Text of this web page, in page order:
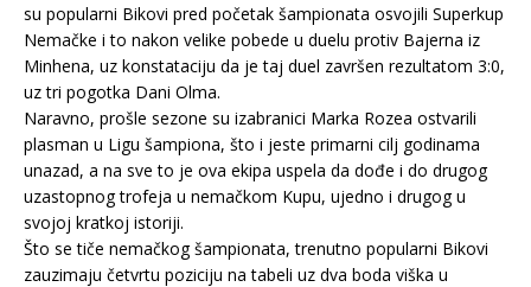
su popularni Bikovi pred početak šampionata osvojili Superkup
Nemačke i to nakon velike pobede u duelu protiv Bajerna iz
Minhena, uz konstataciju da je taj duel završen rezultatom 3:0,
uz tri pogotka Dani Olma.
Naravno, prošle sezone su izabranici Marka Rozea ostvarili
plasman u Ligu šampiona, što i jeste primarni cilj godinama
unazad, a na sve to je ova ekipa uspela da dođe i do drugog
uzastopnog trofeja u nemačkom Kupu, ujedno i drugog u
svojoj kratkoj istoriji.
Što se tiče nemačkog šampionata, trenutno popularni Bikovi
zauzimaju četvrtu poziciju na tabeli uz dva boda viška u